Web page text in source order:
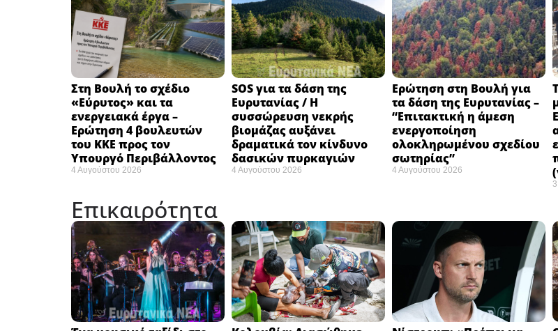
Στη Βουλή το σχέδιο
«Εύρυτος» και τα
ενεργειακά έργα –
Ερώτηση 4 βουλευτών
του ΚΚΕ προς τον
Υπουργό Περιβάλλοντος
4 Αυγούστου 2026
SOS για τα δάση της
Ευρυτανίας / Η
συσσώρευση νεκρής
βιομάζας αυξάνει
δραματικά τον κίνδυνο
δασικών πυρκαγιών
4 Αυγούστου 2026
Ερώτηση στη Βουλή για
τα δάση της Ευρυτανίας –
“Eπιτακτική η άμεση
ενεργοποίηση
ολοκληρωμένου σχεδίου
σωτηρίας”
4 Αυγούστου 2026
Επικαιρότητα